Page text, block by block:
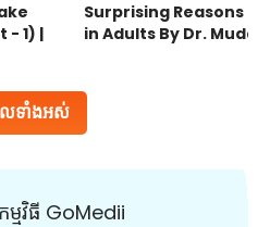
ទាំងអស់
- 1) |
Surprising Reasons
in Adults By Dr.
កម្មវិធី GoMedii